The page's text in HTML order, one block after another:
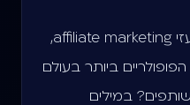
שיווק שותפים , או בשמו הלועזי affiliate marketing,
ביותר בעולם
במילים